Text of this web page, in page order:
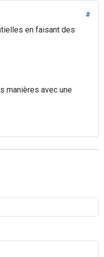
#
en faisant des
manières avec une